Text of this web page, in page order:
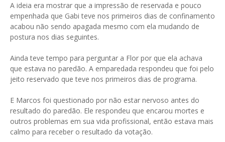
A ideia era mostrar que a impressão de reservada e pouco
empenhada que Gabi teve nos primeiros dias de confinamento
acabou não sendo apagada mesmo com ela mudando de
postura nos dias seguintes.
Ainda teve tempo para perguntar a Flor por que ela achava
que estava no paredão. A emparedada respondeu que foi pelo
jeito reservado que teve nos primeiros dias de programa.
E Marcos foi questionado por não estar nervoso antes do
resultado do paredão. Ele respondeu que encarou mortes e
outros problemas em sua vida profissional, então estava mais
calmo para receber o resultado da votação.